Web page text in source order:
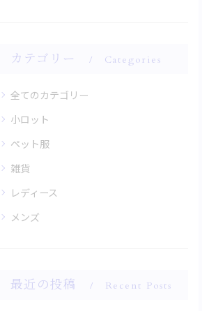
カテゴリー Categories
全てのカテゴリー
小ロット
ペット服
雑貨
レディース
メンズ
最近の投稿 Recent Posts